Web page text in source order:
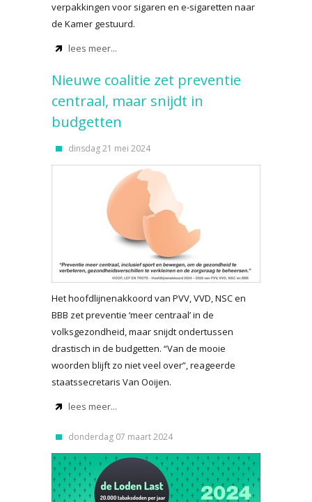
verpakkingen voor sigaren en e-sigaretten naar
de Kamer gestuurd.
lees meer...
Nieuwe coalitie zet preventie
centraal, maar snijdt in
budgetten
dinsdag 21 mei 2024
Het hoofdlijnenakkoord van PVV, VVD, NSC en
BBB zet preventie ‘meer centraal’ in de
volksgezondheid, maar snijdt ondertussen
drastisch in de budgetten. “Van de mooie
woorden blijft zo niet veel over”, reageerde
staatssecretaris Van Ooijen.
lees meer...
donderdag 07 maart 2024